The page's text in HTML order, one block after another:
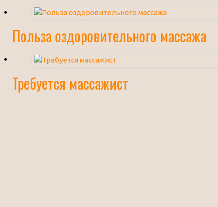
Польза оздоровительного массажа
Требуется массажист